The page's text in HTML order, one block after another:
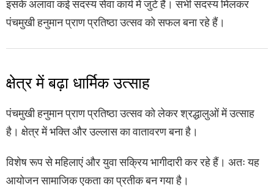
इसके अलावा कई सदस्य सेवा कार्य में जुटे हैं। सभी सदस्य मिलकर
पंचमुखी हनुमान प्राण प्रतिष्ठा उत्सव को सफल बना रहे हैं।
क्षेत्र में बढ़ा धार्मिक उत्साह
पंचमुखी हनुमान प्राण प्रतिष्ठा उत्सव को लेकर श्रद्धालुओं में उत्साह
है। क्षेत्र में भक्ति और उल्लास का वातावरण बना है।
विशेष रूप से महिलाएं और युवा सक्रिय भागीदारी कर रहे हैं। अतः यह
आयोजन सामाजिक एकता का प्रतीक बन गया है।